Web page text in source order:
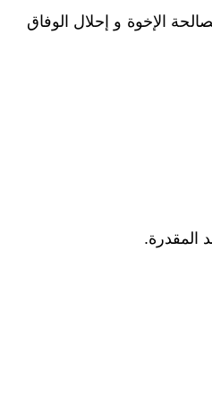
الإخوة و إحلال الوفاق
المقدرة.